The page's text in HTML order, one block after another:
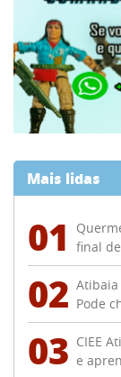
Mais lidas
01
final
02 Pode
03 CIEE
e